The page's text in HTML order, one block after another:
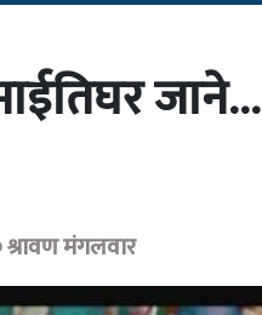
जाने…
मंगलवार